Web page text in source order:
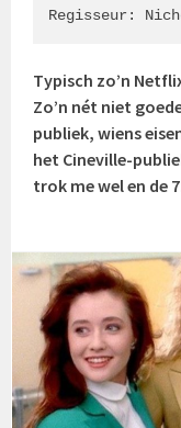
Regisseur:
Typisch zo’n
Zo’n nét niet
publiek, wiens
het Cineville-
trok me wel en de